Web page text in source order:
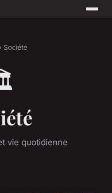
› Société
vie quotidienne